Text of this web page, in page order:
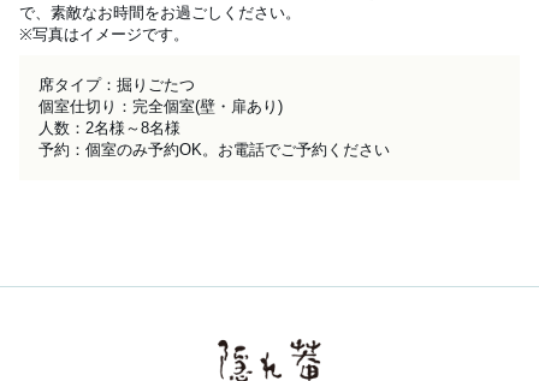
で、素敵なお時間をお過ごしください。
※写真はイメージです。
席タイプ：掘りごたつ
個室仕切り：完全個室(壁・扉あり)
人数：2名様～8名様
予約：個室のみ予約OK。お電話でご予約ください